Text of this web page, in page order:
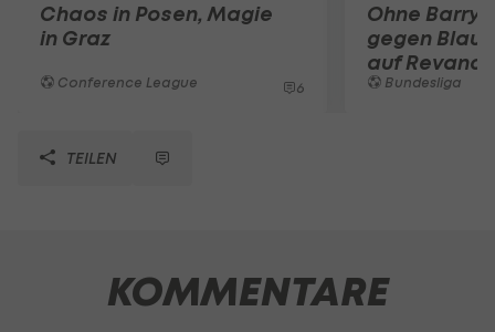
Chaos in Posen, Magie
in Graz
Conference League 6
Ohne
gegen Blau-
auf
Bundesliga
TEILEN
KOMMENTARE